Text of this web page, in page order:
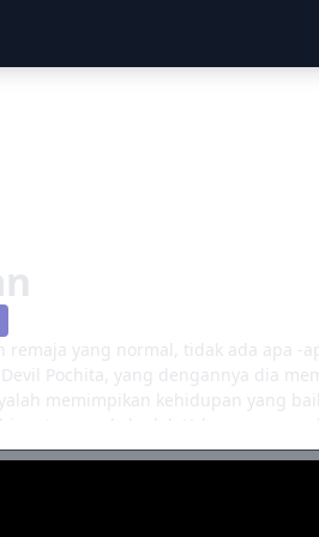
yang normal, tidak ada apa -
Pochita, yang dengannya dia
memimpikan kehidupan yang
serakah oleh Yakuza
kebahagiaan. Hebatnya,